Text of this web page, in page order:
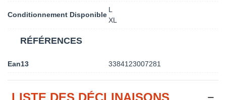
Conditionnement Disponible
L
XL
RÉFÉRENCES
Ean13 3384123007281
LISTE DES DÉCLINAISONS